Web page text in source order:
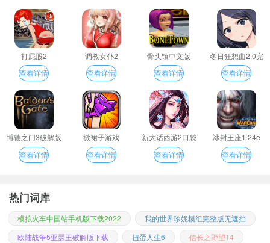
打屁股2
查看详情
调教女仆2
查看详情
骨头镇中文版
查看详情
冬日狂想曲2.0完
整汉化版
查看详情
博德之门3破解版
查看详情
掀裙子游戏
查看详情
新大话西游2口袋
版
查看详情
冰封王座1.24e
查看详情
热门词库
模拟火车中国站手机版下载2022
我的世界珍妮模组完整版无遮挡
欧陆战争5亚瑟王破解版下载
扭蛋人生6
信长之野望14